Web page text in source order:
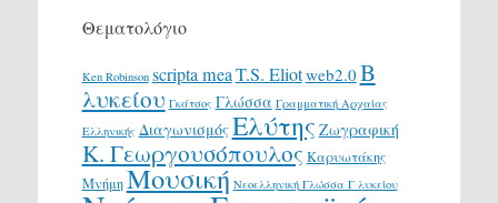
Θεματολόγιο
Ken Robinson scripta meaT.S. Eliotweb2.0 Β
λυκείου Γκάτσος Γλώσσα Γραμματική Αρχαίας
Ελληνικής ΔιαγωνισμόςΕλύτης Ζωγραφική
Κ. Γεωργουσόπουλος Καρυωτάκης
ΜνήμηΜουσική Νεοελληνική Γλώσσα Γ λυκείου